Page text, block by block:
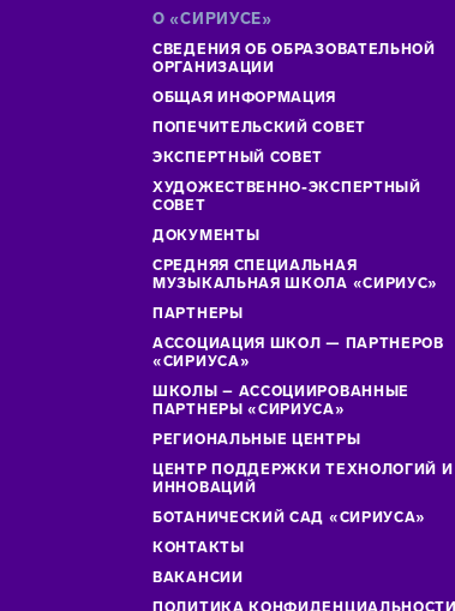
О «СИРИУСЕ»
СВЕДЕНИЯ ОБ ОБРАЗОВАТЕЛЬНОЙ
ОРГАНИЗАЦИИ
ОБЩАЯ ИНФОРМАЦИЯ
ПОПЕЧИТЕЛЬСКИЙ СОВЕТ
ЭКСПЕРТНЫЙ СОВЕТ
ХУДОЖЕСТВЕННО-ЭКСПЕРТНЫЙ
СОВЕТ
ДОКУМЕНТЫ
СРЕДНЯЯ СПЕЦИАЛЬНАЯ
МУЗЫКАЛЬНАЯ ШКОЛА «СИРИУС»
ПАРТНЕРЫ
АССОЦИАЦИЯ ШКОЛ — ПАРТНЕРОВ
«СИРИУСА»
ШКОЛЫ – АССОЦИИРОВАННЫЕ
ПАРТНЕРЫ «СИРИУСА»
РЕГИОНАЛЬНЫЕ ЦЕНТРЫ
ЦЕНТР ПОДДЕРЖКИ ТЕХНОЛОГИЙ И
ИННОВАЦИЙ
БОТАНИЧЕСКИЙ САД «СИРИУСА»
КОНТАКТЫ
ВАКАНСИИ
ПОЛИТИКА КОНФИДЕНЦИАЛЬНОСТИ